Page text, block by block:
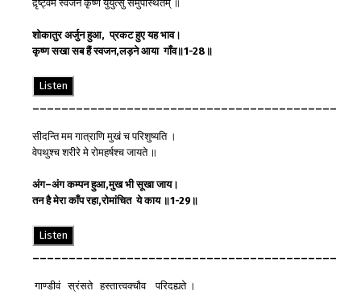
द़ृष्ट्वेमं स्वजनं कृष्ण युयुत्सुं समुपस्थितम् ॥
शोकातुर अर्जुन हुआ,प्रकटहुएयहभाव।
कृष्णसखासबहैं स्वजन,लड़नेआया गाँव॥1-28 ॥
Listen
सीदन्ति मम गात्राणि मुखं च परिशुष्यति ।
वेपथुश्च शरीरे मे रोमहर्षश्च जायते ॥
अंग–अंगकम्पनहुआ,मुखभीसूखाजाय।
तनहैमेरा काँपरहा,रोमांचित येकाय ॥1-29 ॥
Listen
गाण्डीवं स्रंसते हस्तात्त्वक्चौव परिदह्यते ।